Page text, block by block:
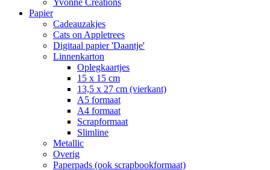
Papier
Cadeauzakjes
Cats on Appletrees
Digitaal papier 'Daantje'
Linnenkarton
Oplegkaartjes
15 x 15 cm
13,5 x 27 cm (vierkant)
A5 formaat
A4 formaat
Scrapformaat
Slimline
Metallic
Overig
Paperpads (ook scrapbookformaat)